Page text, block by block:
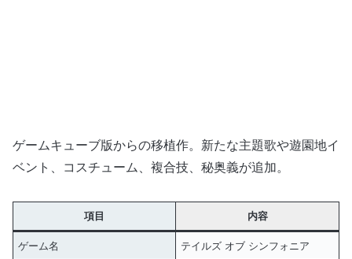
ゲームキューブ版からの移植作。新たな主題歌や遊園地イ
ベント、コスチューム、複合技、秘奥義が追加。
項目 内容
ゲーム名 テイルズ オブ シンフォニア